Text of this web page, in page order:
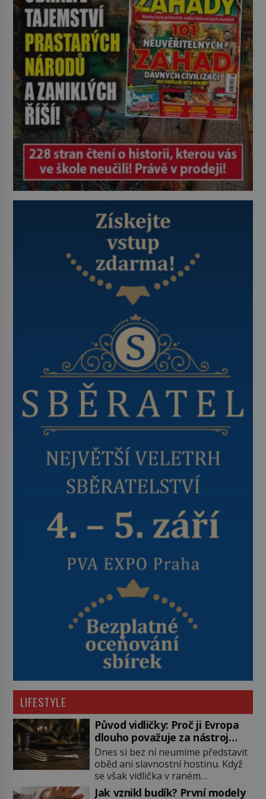
(1911–1979) či Heinrich Himmler
(1900–1945) zná každý, o koho se
historie jen otřela. Jenže […]
LIFESTYLE
Původ vidličky: Proč ji Evropa
dlouho považuje za nástroj
samotného satana?
Dnes si bez ní neumíme představit
oběd ani slavnostní hostinu. Když
se však vidlička v raném
středověku objevuje na evropských
Jak vznikl budík? První modely